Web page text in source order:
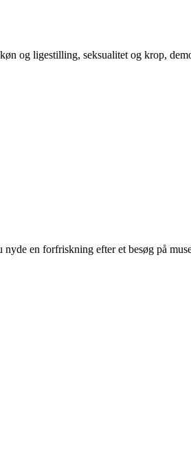
og ligestilling, seksualitet og krop,
en forfriskning efter et besøg på